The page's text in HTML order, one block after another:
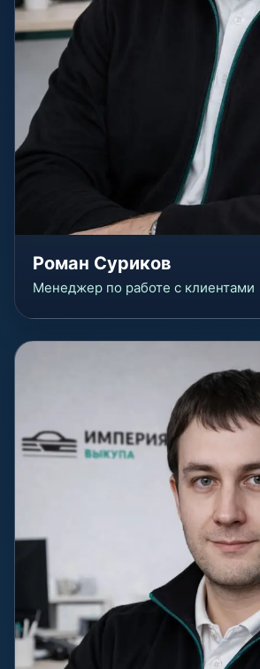
Роман Суриков
Менеджер по работе с клиентами